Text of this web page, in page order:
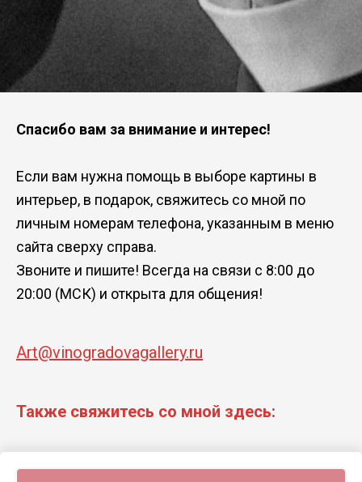
Спасибо вам за внимание и интерес!
Если вам нужна помощь в выборе картины в
интерьер, в подарок, свяжитесь со мной по
личным номерам телефона, указанным в меню
сайта сверху справа.
Звоните и пишите! Всегда на связи с 8:00 до
20:00 (МСК) и открыта для общения!
Art@vinogradovagallery.ru
Также свяжитесь со мной здесь: